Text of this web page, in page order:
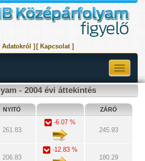
Adatokról ] [ Kapcsolat ]
Toggle
- 2004 évi áttekintés
NYITÓ ZÁRÓ
261.83
-6.07 %
245.93
206.83
-12.83 %
180.29